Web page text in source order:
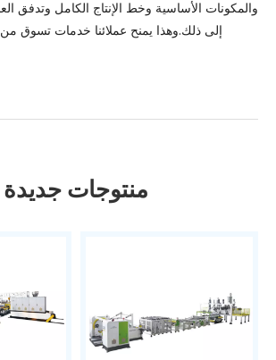
والمكونات الأساسية وخط الإنتاج الكامل وتدفق
إلى ذلك.وهذا يمنح عملائنا خدمات تسوق
منتوجات جديدة